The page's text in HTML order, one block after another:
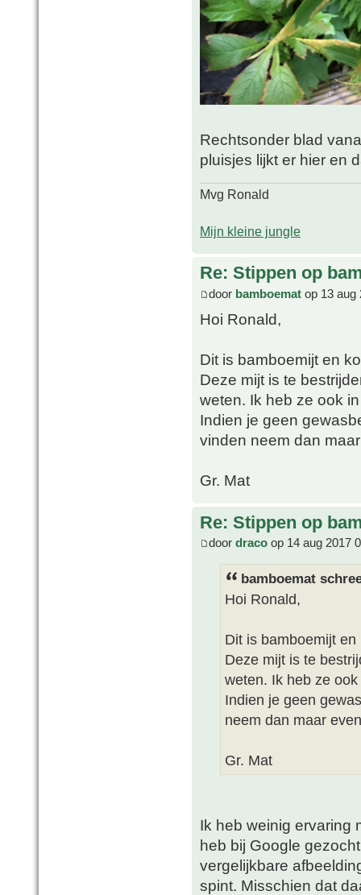
Rechtsonder blad
pluisjes lijkt er hier en
Mvg Ronald
Mijn kleine jungle
Re: Stippen op
door bamboemat op 13 aug
Hoi Ronald,
Dit is bamboemijt en
Deze mijt is te
weten. Ik heb ze ook
Indien je geen
vinden neem dan
Gr. Mat
Re: Stippen op
door draco op 14 aug 2017
bamboemat
Hoi Ronald,
Dit is bamboemijt
Deze mijt is te
weten. Ik heb ze
Indien je geen
neem dan maar
Gr. Mat
Ik heb weinig ervaring
heb bij Google
vergelijkbare
spint. Misschien dat